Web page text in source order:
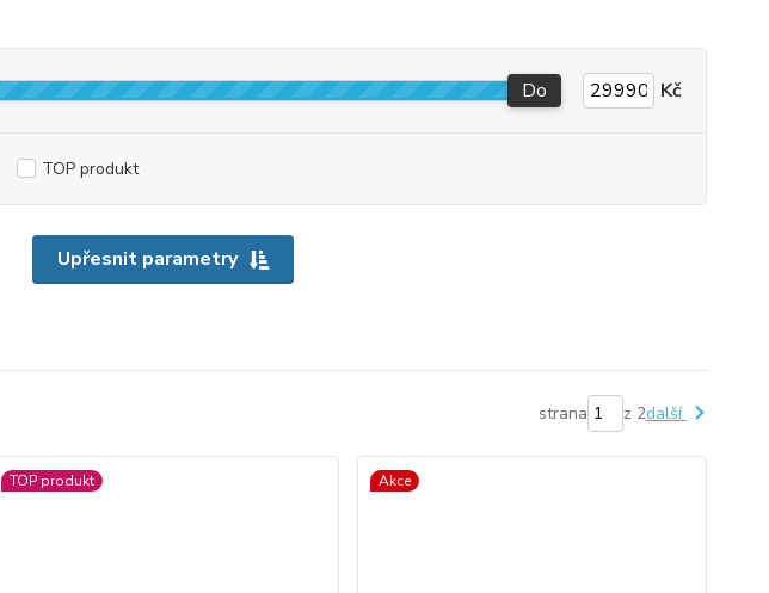
Upřesnit parametry
Do Kč
TOP produkt
strana z 2další
TOP produkt Akce